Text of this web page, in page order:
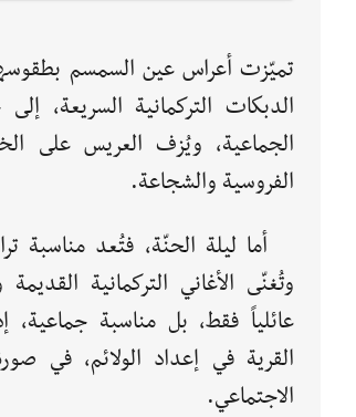
تميّزت أعراس عين السمسم
الدبكات التركمانية السريعة،
الجماعية، ويُزف العريس على
الفروسية والشجاعة.
أما ليلة الحنّة، فتُعد مناسبة
وتُغنّى الأغاني التركمانية
عائلياً فقط، بل مناسبة
القرية في إعداد الولائم، في
الاجتماعي.